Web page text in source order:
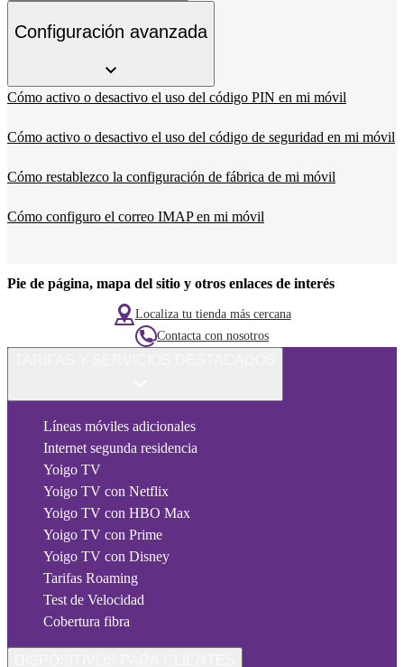
Configuración avanzada
Cómo activo o desactivo el uso del código PIN en mi móvil
Cómo activo o desactivo el uso del código de seguridad en mi móvil
Cómo restablezco la configuración de fábrica de mi móvil
Cómo configuro el correo IMAP en mi móvil
Pie de página, mapa del sitio y otros enlaces de interés
Localiza tu tienda más cercana
Contacta con nosotros
Líneas móviles adicionales
Internet segunda residencia
Yoigo TV
Yoigo TV con Netflix
Yoigo TV con HBO Max
Yoigo TV con Prime
Yoigo TV con Disney
Tarifas Roaming
Test de Velocidad
Cobertura fibra